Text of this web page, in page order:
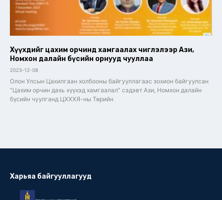
Хүүхдийг цахим орчинд хамгаалах чиглэлээр Ази,
Номхон далайн бүсийн орнууд чууллаа
2023-12-08
Олон Улсын Цахилгаан холбооны байгууллагаас зохион байгуулсан
“Цахим орчин дахь хүүхэд хамгаалал” сэдэвт Ази, Номхон далайн
бүсийн чуулганд ЦХХХЯ-ны Төрийн
Харьяа байгууллагууд